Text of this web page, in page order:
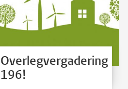
Overlegvergadering
196!